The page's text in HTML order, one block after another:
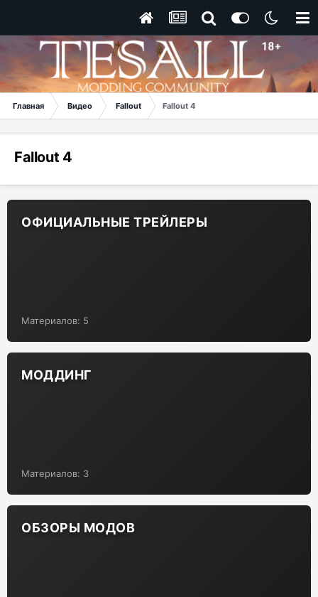
Главная Видео Fallout Fallout 4
Fallout 4
ОФИЦИАЛЬНЫЕ ТРЕЙЛЕРЫ
Материалов: 5
МОДДИНГ
Материалов: 3
ОБЗОРЫ МОДОВ